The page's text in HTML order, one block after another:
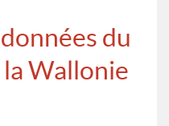
du
Wallonie